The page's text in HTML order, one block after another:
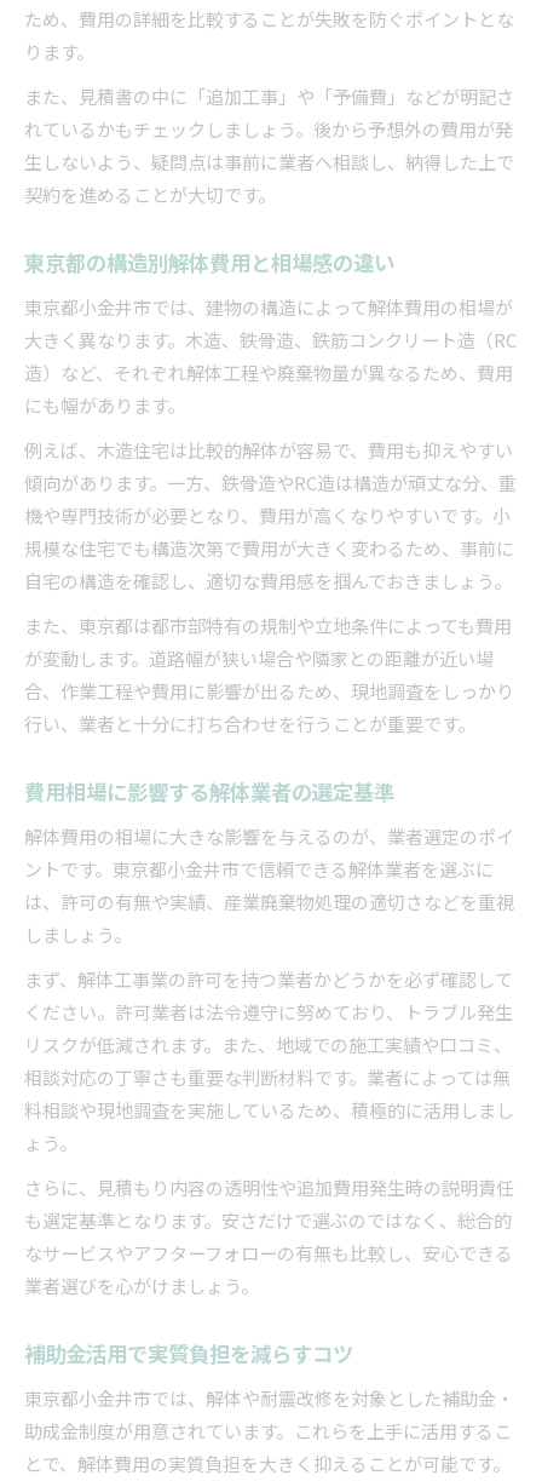
ため、費用の詳細を比較することが失敗を防ぐポイントとな
ります。
また、見積書の中に「追加工事」や「予備費」などが明記さ
れているかもチェックしましょう。後から予想外の費用が発
生しないよう、疑問点は事前に業者へ相談し、納得した上で
契約を進めることが大切です。
東京都の構造別解体費用と相場感の違い
東京都小金井市では、建物の構造によって解体費用の相場が
大きく異なります。木造、鉄骨造、鉄筋コンクリート造（RC
造）など、それぞれ解体工程や廃棄物量が異なるため、費用
にも幅があります。
例えば、木造住宅は比較的解体が容易で、費用も抑えやすい
傾向があります。一方、鉄骨造やRC造は構造が頑丈な分、重
機や専門技術が必要となり、費用が高くなりやすいです。小
規模な住宅でも構造次第で費用が大きく変わるため、事前に
自宅の構造を確認し、適切な費用感を掴んでおきましょう。
また、東京都は都市部特有の規制や立地条件によっても費用
が変動します。道路幅が狭い場合や隣家との距離が近い場
合、作業工程や費用に影響が出るため、現地調査をしっかり
行い、業者と十分に打ち合わせを行うことが重要です。
費用相場に影響する解体業者の選定基準
解体費用の相場に大きな影響を与えるのが、業者選定のポイ
ントです。東京都小金井市で信頼できる解体業者を選ぶに
は、許可の有無や実績、産業廃棄物処理の適切さなどを重視
しましょう。
まず、解体工事業の許可を持つ業者かどうかを必ず確認して
ください。許可業者は法令遵守に努めており、トラブル発生
リスクが低減されます。また、地域での施工実績や口コミ、
相談対応の丁寧さも重要な判断材料です。業者によっては無
料相談や現地調査を実施しているため、積極的に活用しまし
ょう。
さらに、見積もり内容の透明性や追加費用発生時の説明責任
も選定基準となります。安さだけで選ぶのではなく、総合的
なサービスやアフターフォローの有無も比較し、安心できる
業者選びを心がけましょう。
補助金活用で実質負担を減らすコツ
東京都小金井市では、解体や耐震改修を対象とした補助金・
助成金制度が用意されています。これらを上手に活用するこ
とで、解体費用の実質負担を大きく抑えることが可能です。